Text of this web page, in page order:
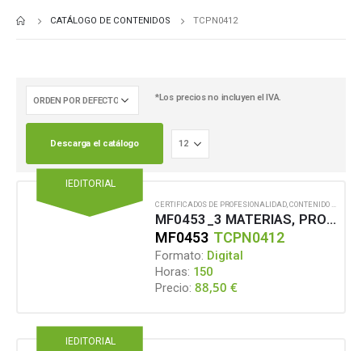
CATÁLOGO DE CONTENIDOS TCPN0412
*Los precios no incluyen el IVA.
Descarga el catálogo
IEDITORIAL
CERTIFICADOS DE PROFESIONALIDAD CONTENIDO EN FORMATO DIGITAL
MF0453_3 MATERIAS, PRODUCTOS Y PROCESOS TEXTILES
MF0453 TCPN0412
Formato: Digital
Horas: 150
Precio: 88,50€
IEDITORIAL